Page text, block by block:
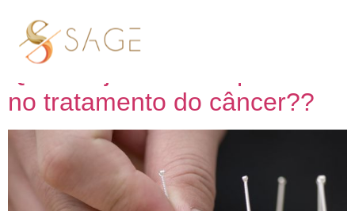
Tag: Outubro Rosa
Qual a ajuda da acupuntura
no tratamento do câncer??